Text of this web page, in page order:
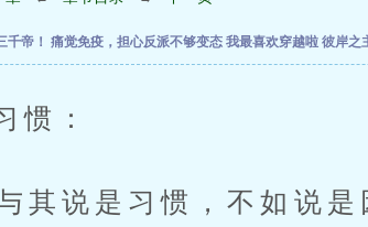
千帝！ 痛觉免疫，担心反派不够变态 我最喜欢穿越啦 彼岸之
惯：
其说是习惯，不如说是